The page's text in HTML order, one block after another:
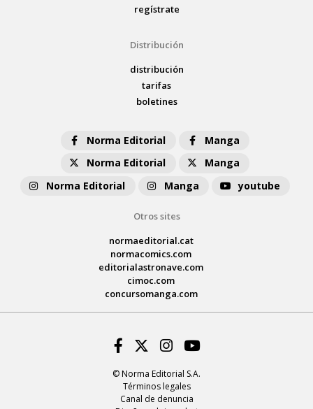
regístrate
Distribución
distribución
tarifas
boletines
Norma Editorial
Manga
Norma Editorial
Manga
Norma Editorial
Manga youtube
Otros sites
normaeditorial.cat
normacomics.com
editorialastronave.com
cimoc.com
concursomanga.com
© Norma Editorial S.A.
Términos legales
Canal de denuncia
Facebook
Twitter
Instagram
Youtube